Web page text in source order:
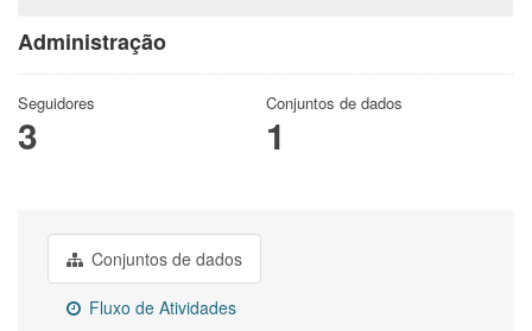
Administração
Seguidores
3
Conjuntos de dados
1
Conjuntos de dados
Fluxo de Atividades